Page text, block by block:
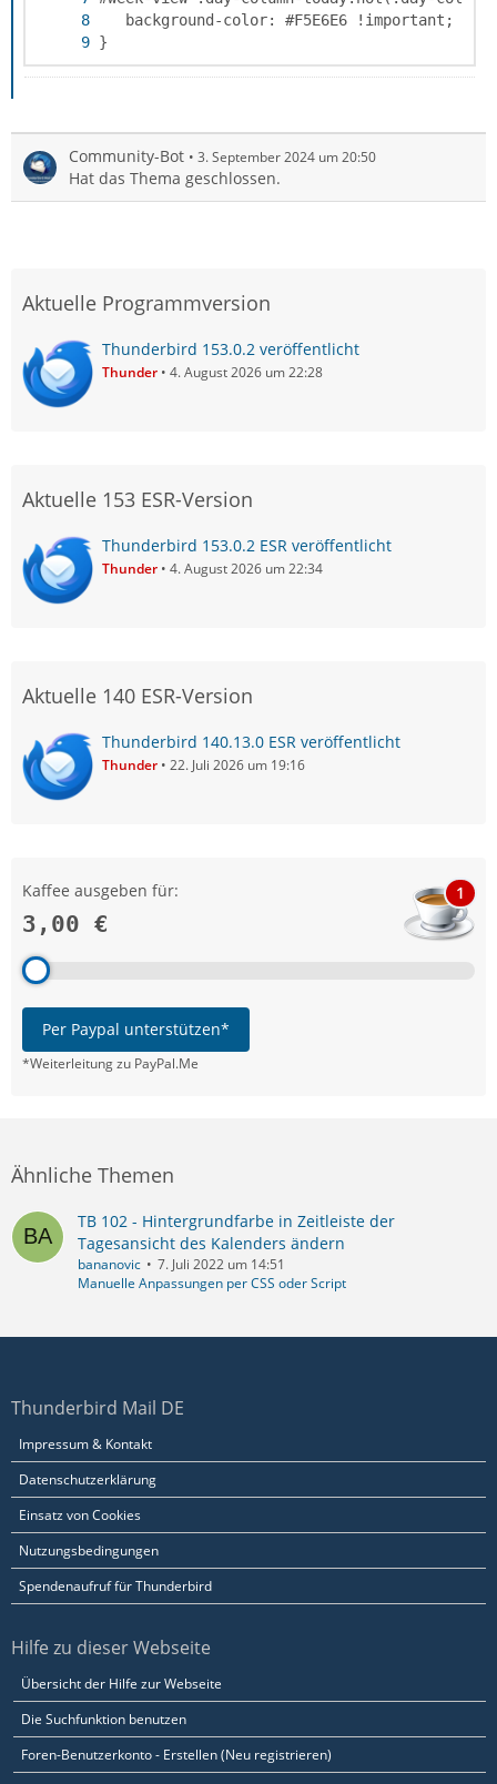
}
Community-Bot 3. September 2024 um 20:50
Hat das Thema geschlossen.
Aktuelle Programmversion
Thunderbird 153.0.2 veröffentlicht
Thunder 4. August 2026 um 22:28
Aktuelle 153 ESR-Version
Thunderbird 153.0.2 ESR veröffentlicht
Thunder 4. August 2026 um 22:34
Aktuelle 140 ESR-Version
Thunderbird 140.13.0 ESR veröffentlicht
Thunder 22. Juli 2026 um 19:16
Kaffee ausgeben für:
3,00 €
1
Per Paypal unterstützen*
*Weiterleitung zu PayPal.Me
Ähnliche Themen
TB 102 - Hintergrundfarbe in Zeitleiste der
Tagesansicht des Kalenders ändern
bananovic
7. Juli 2022 um 14:51
Manuelle Anpassungen per CSS oder Script
Thunderbird Mail DE
Impressum & Kontakt
Datenschutzerklärung
Einsatz von Cookies
Nutzungsbedingungen
Spendenaufruf für Thunderbird
Hilfe zu dieser Webseite
Übersicht der Hilfe zur Webseite
Die Suchfunktion benutzen
Foren-Benutzerkonto - Erstellen (Neu registrieren)